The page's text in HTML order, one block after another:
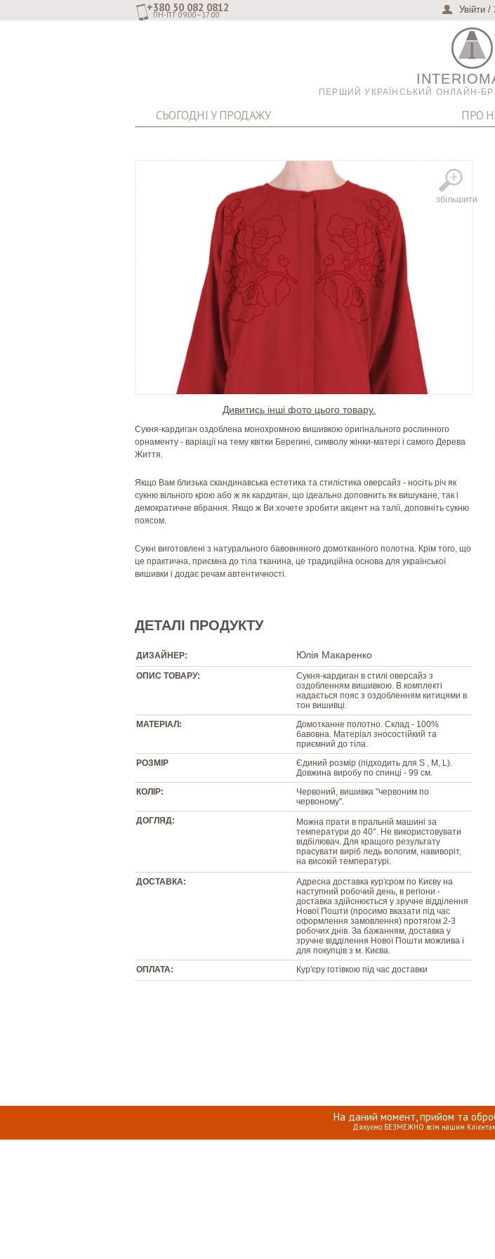
+380 50 082 0812
ПН-ПТ 09:00–17:00 Увійти /
На даний момент, прийом та
Дякуємо БЕЗМЕЖНО всім нашим Клієнтам
ПЕРШИЙ УКРАЇНСЬКИЙ ОНЛАЙН-
СЬОГОДНІ У ПРОДАЖУ ПРО
збільшити
Дивитись інші фото цього товару.
Сукня-кардиган оздоблена монохромною вишивкою оригінального рослинного
орнаменту - варіації на тему квітки Берегині, символу жінки-матері і самого Дерева
Життя.
Якщо Вам близька скандинавська естетика та стилістика оверсайз - носіть річ як
сукню вільного крою або ж як кардиган, що ідеально доповнить як вишукане, так і
демократичне вбрання. Якщо ж Ви хочете зробити акцент на талії, доповніть сукню
поясом.
Сукні виготовлені з натурального бавовняного домотканного полотна. Крім того, що
це практична, приємна до тіла тканина, це традиційна основа для української
вишивки і додає речам автентичності.
ДЕТАЛІ ПРОДУКТУ
ДИЗАЙНЕР: Юлія Макаренко
ОПИС ТОВАРУ:
Сукня-кардиган в стилі оверсайз з
оздобленням вишивкою. В комплекті
надається пояс з оздобленням китицями в
тон вишивці.
МАТЕРІАЛ:
Домотканне полотно. Склад - 100%
бавовна. Матеріал зносостійкий та
приємний до тіла.
РОЗМІР
Єдиний розмір (підходить для S , M, L).
Довжина виробу по спинці - 99 см.
КОЛІР:
Червоний, вишивка "червоним по
червоному".
ДОГЛЯД:
Можна прати в пральній машині за
температури до 40°. Не використовувати
відбілювач. Для кращого результату
прасувати виріб ледь вологим, навиворіт,
на високій температурі.
ДОСТАВКА:
Адресна доставка кур'єром по Києву на
наступний робочий день, в регіони -
доставка здійснюється у зручне відділення
Нової Пошти (просимо вказати під час
оформлення замовлення) протягом 2-3
робочих днів. За бажанням, доставка у
зручне відділення Нової Пошти можлива і
для покупців з м. Києва.
ОПЛАТА:
Кур'єру готівкою під час доставки